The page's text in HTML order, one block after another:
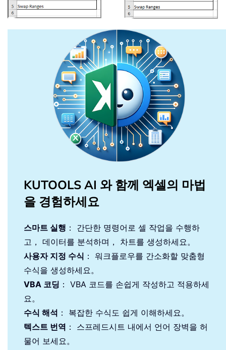
KUTOOLS AI 와 함께 엑셀의 마법
을 경험하세요
스마트 실행 ： 간단한 명령어로 셀 작업을 수행하
고， 데이터를 분석하며， 차트를 생성하세요。
사용자 지정 수식 ： 워크플로우를 간소화할 맞춤형
수식을 생성하세요。
VBA 코딩 ： VBA 코드를 손쉽게 작성하고 적용하세
요。
수식 해석 ： 복잡한 수식도 쉽게 이해하세요。
텍스트 번역 ： 스프레드시트 내에서 언어 장벽을 허
물어 보세요。